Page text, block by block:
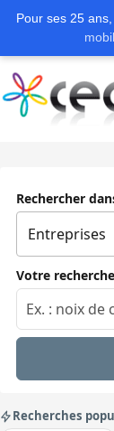
Pour ses 25
Rechercher
Votre recherche
Recherches